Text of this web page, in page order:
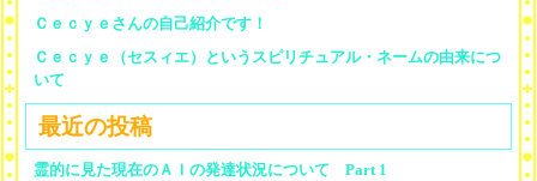
Ｃｅｃｙｅさんの自己紹介です！
Ｃｅｃｙｅ（セスィエ）というスピリチュアル・ネームの由来につ
いて
最近の投稿
霊的に見た現在のＡＩの発達状況について Part 1